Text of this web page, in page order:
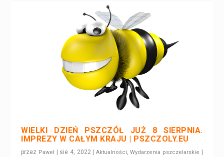
WIELKI DZIEŃ PSZCZÓŁ JUŻ 8 SIERPNIA.
IMPREZY W CAŁYM KRAJU | PSZCZOLY.EU
przez Paweł sie 4, 2022| Aktualności,Wydarzenia pszczelarskie